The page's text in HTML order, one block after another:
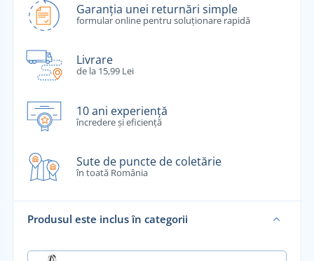
Garanția unei returnări simple
formular online pentru soluționare rapidă
Livrare
de la 15,99 Lei
10 ani experiență
încredere și eficiență
Sute de puncte de coletărie
în toată România
Produsul este inclus în categorii